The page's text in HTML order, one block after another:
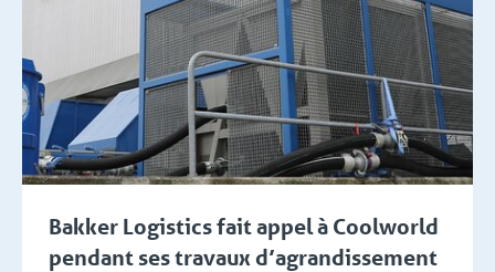
Bakker Logistics fait appel à Coolworld
pendant ses travaux d’agrandissement